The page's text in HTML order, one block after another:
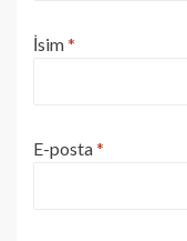
İsim*
E-posta*